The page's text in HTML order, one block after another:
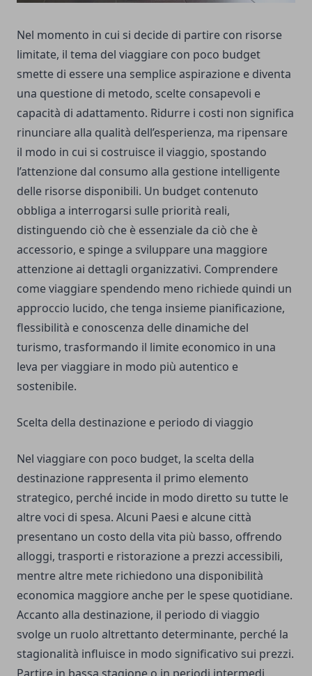
Nel momento in cui si decide di partire con risorse
limitate, il tema del viaggiare con poco budget
smette di essere una semplice aspirazione e diventa
una questione di metodo, scelte consapevoli e
capacità di adattamento. Ridurre i costi non significa
rinunciare alla qualità dell’esperienza, ma ripensare
il modo in cui si costruisce il viaggio, spostando
l’attenzione dal consumo alla gestione intelligente
delle risorse disponibili. Un budget contenuto
obbliga a interrogarsi sulle priorità reali,
distinguendo ciò che è essenziale da ciò che è
accessorio, e spinge a sviluppare una maggiore
attenzione ai dettagli organizzativi. Comprendere
come viaggiare spendendo meno richiede quindi un
approccio lucido, che tenga insieme pianificazione,
flessibilità e conoscenza delle dinamiche del
turismo, trasformando il limite economico in una
leva per viaggiare in modo più autentico e
sostenibile.
Scelta della destinazione e periodo di viaggio
Nel viaggiare con poco budget, la scelta della
destinazione rappresenta il primo elemento
strategico, perché incide in modo diretto su tutte le
altre voci di spesa. Alcuni Paesi e alcune città
presentano un costo della vita più basso, offrendo
alloggi, trasporti e ristorazione a prezzi accessibili,
mentre altre mete richiedono una disponibilità
economica maggiore anche per le spese quotidiane.
Accanto alla destinazione, il periodo di viaggio
svolge un ruolo altrettanto determinante, perché la
stagionalità influisce in modo significativo sui prezzi.